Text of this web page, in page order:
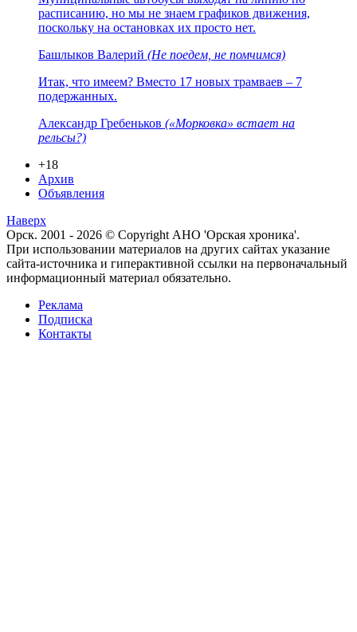
расписанию, но мы не знаем графиков движения,
поскольку на остановках их просто нет.
Башлыков Валерий (Не поедем, не помчимся)
Итак, что имеем? Вместо 17 новых трамваев – 7
подержанных.
Александр Гребеньков («Морковка» встает на
рельсы?)
+18
Архив
Объявления
Наверх
Орск. 2001 - 2026 © Copyright АНО 'Орская хроника'.
При использовании материалов на других сайтах указание
сайта-источника и гиперактивной ссылки на первоначальный
информационный материал обязательно.
Реклама
Подписка
Контакты